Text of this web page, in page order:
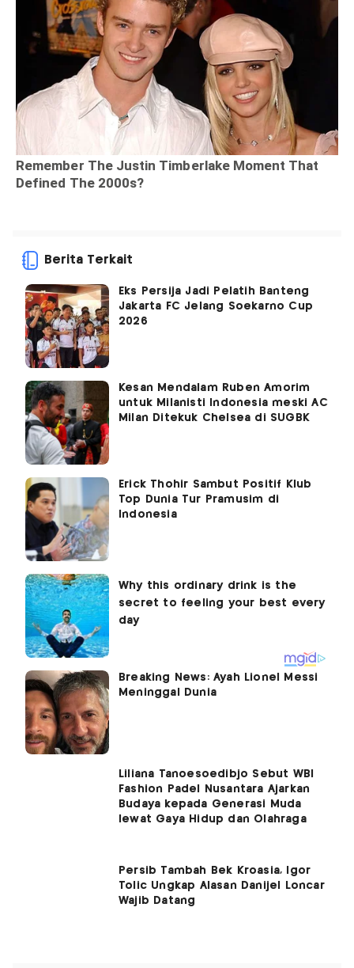
Berita Terkait
Eks Persija Jadi Pelatih Banteng
Jakarta FC Jelang Soekarno Cup
2026
Kesan Mendalam Ruben Amorim
untuk Milanisti Indonesia meski AC
Milan Ditekuk Chelsea di SUGBK
Erick Thohir Sambut Positif Klub
Top Dunia Tur Pramusim di
Indonesia
Breaking News: Ayah Lionel Messi
Meninggal Dunia
Liliana Tanoesoedibjo Sebut WBI
Fashion Padel Nusantara Ajarkan
Budaya kepada Generasi Muda
lewat Gaya Hidup dan Olahraga
Persib Tambah Bek Kroasia, Igor
Tolic Ungkap Alasan Danijel Loncar
Wajib Datang